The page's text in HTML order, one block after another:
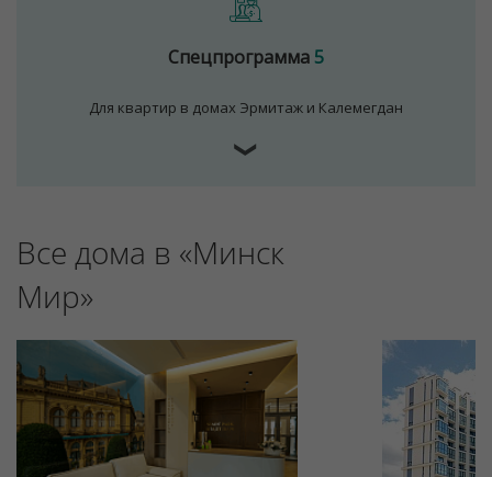
Спецпрограмма5
Для квартир в домах Эрмитаж и Калемегдан
❯
Все дома в «Минск
Мир»